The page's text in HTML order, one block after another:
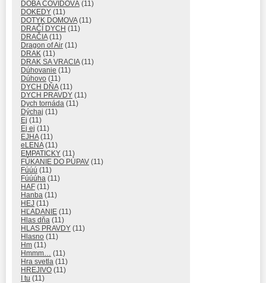
DOBA COVIDOVÁ (11)
DOKEDY (11)
DOTYK DOMOVA(11)
DRAČÍ DYCH (11)
DRAČIA(11)
Dragon of Air (11)
DRAK (11)
DRAK SA VRACIA(11)
Dúhovanie (11)
Dúhovo (11)
DYCH DŇA(11)
DYCH PRAVDY (11)
Dych tornáda (11)
Dýchaj (11)
Ej (11)
Ej ej (11)
EJHA(11)
eLENA(11)
EMPATICKY (11)
FÚKANIE DO PÚPAV (11)
Fúúú (11)
Fúúúha (11)
HAF (11)
Hanba (11)
HEJ (11)
HĽADANIE (11)
Hlas dňa (11)
HLAS PRAVDY (11)
Hlasno (11)
Hm (11)
Hmmm… (11)
Hra svetla (11)
HREJIVO (11)
I tu (11)